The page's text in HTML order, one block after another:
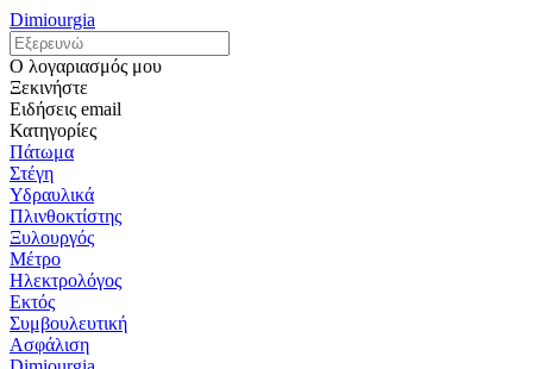
Dimiourgia
Ο λογαριασμός μου
Ξεκινήστε
Ειδήσεις email
Κατηγορίες
Πάτωμα
Στέγη
Υδραυλικά
Πλινθοκτίστης
Ξυλουργός
Μέτρο
Ηλεκτρολόγος
Εκτός
Συμβουλευτική
Ασφάλιση